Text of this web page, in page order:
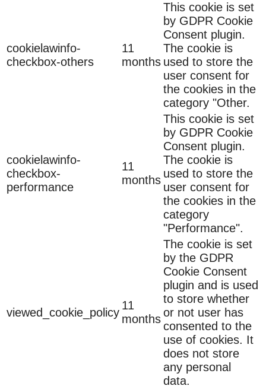
cookielawinfo-
checkbox-others
11
months
This cookie is set
by GDPR Cookie
Consent plugin.
The cookie is
used to store the
user consent for
the cookies in the
category "Other.
cookielawinfo-
checkbox-
performance
11
months
This cookie is set
by GDPR Cookie
Consent plugin.
The cookie is
used to store the
user consent for
the cookies in the
category
"Performance".
viewed_cookie_policy
11
months
The cookie is set
by the GDPR
Cookie Consent
plugin and is used
to store whether
or not user has
consented to the
use of cookies. It
does not store
any personal
data.